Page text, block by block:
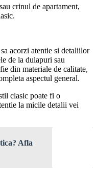
crinul de apartament,
acorzi atentie si detaliilor
de la dulapuri sau
din materiale de calitate,
aspectul general.
clasic poate fi o
la micile detalii vei
Afla